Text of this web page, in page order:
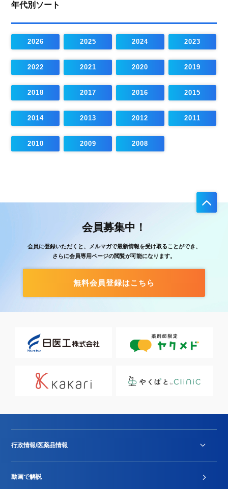
年代別ソート
2026 2025 2024 2023
2022 2021 2020 2019
2018 2017 2016 2015
2014 2013 2012 2011
2010 2009 2008
会員募集中！
会員に登録いただくと、メルマガで最新情報を受け取ることができ、
さらに会員専用ページの閲覧が可能になります。
無料会員登録はこちら
行政情報/医薬品情報
動画で解説